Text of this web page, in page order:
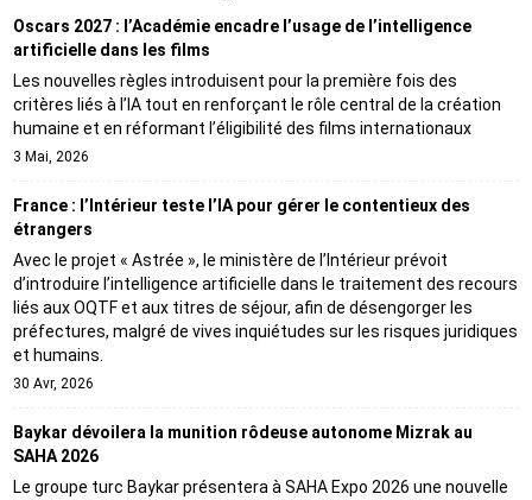
Oscars 2027 : l’Académie encadre l’usage de l’intelligence
artificielle dans les films
Les nouvelles règles introduisent pour la première fois des
critères liés à l’IA tout en renforçant le rôle central de la création
humaine et en réformant l’éligibilité des films internationaux
3 Mai, 2026
France : l’Intérieur teste l’IA pour gérer le contentieux des
étrangers
Avec le projet « Astrée », le ministère de l’Intérieur prévoit
d’introduire l’intelligence artificielle dans le traitement des recours
liés aux OQTF et aux titres de séjour, afin de désengorger les
préfectures, malgré de vives inquiétudes sur les risques juridiques
et humains.
30 Avr, 2026
Baykar dévoilera la munition rôdeuse autonome Mizrak au
SAHA 2026
Le groupe turc Baykar présentera à SAHA Expo 2026 une nouvelle